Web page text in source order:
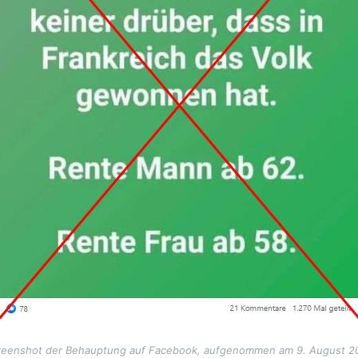
der Behauptung auf Facebook, aufgenommen am 9. August